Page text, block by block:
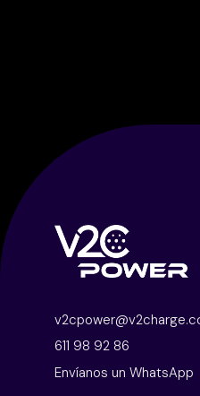
611 98 92 86
Envíanos un WhatsApp